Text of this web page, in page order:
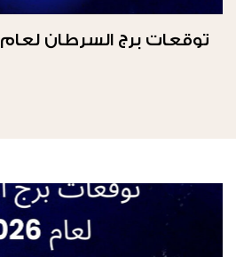
توقعات برج السرطان لعام 2026